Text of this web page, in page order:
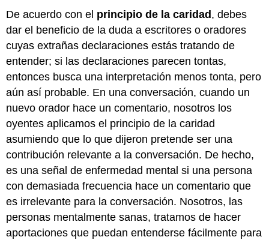
De acuerdo con el principio de la caridad , debes
dar el beneficio de la duda a escritores o oradores
cuyas extrañas declaraciones estás tratando de
entender; si las declaraciones parecen tontas,
entonces busca una interpretación menos tonta, pero
aún así probable. En una conversación, cuando un
nuevo orador hace un comentario, nosotros los
oyentes aplicamos el principio de la caridad
asumiendo que lo que dijeron pretende ser una
contribución relevante a la conversación. De hecho,
es una señal de enfermedad mental si una persona
con demasiada frecuencia hace un comentario que
es irrelevante para la conversación. Nosotros, las
personas mentalmente sanas, tratamos de hacer
aportaciones que puedan entenderse fácilmente para